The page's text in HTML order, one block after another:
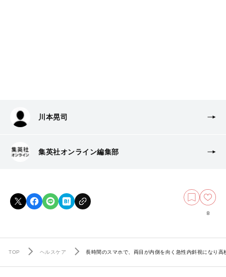
川本晃司
集英社オンライン編集部
8
TOP ヘルスケア 長時間のスマホで、両目が内側を向く急性内斜視になり